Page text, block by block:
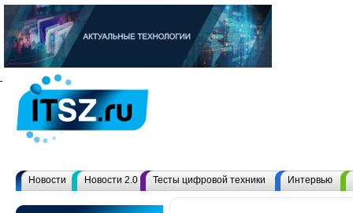
Новости Новости 2.0 Тесты цифровой техники Интервью